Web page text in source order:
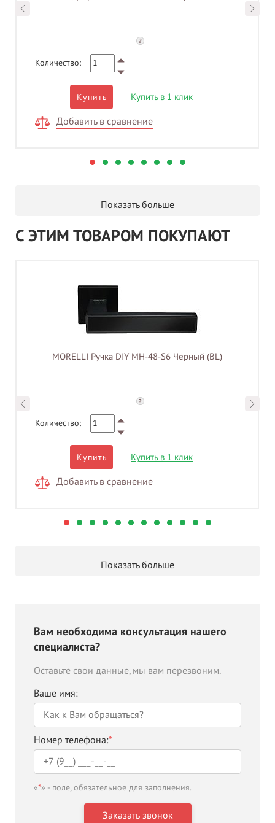
?
Количество:
Купить Купить в 1 клик
Добавить в сравнение
Показать больше
С ЭТИМ ТОВАРОМ ПОКУПАЮТ
MORELLI Ручка DIY MH-48-S6 Чёрный (BL)
?
Количество:
Купить Купить в 1 клик
Добавить в сравнение
Показать больше
Вам необходима консультация нашего
специалиста?
Оставьте свои данные, мы вам перезвоним.
Ваше имя:
Номер телефона:*
«*» - поле, обязательное для заполнения.